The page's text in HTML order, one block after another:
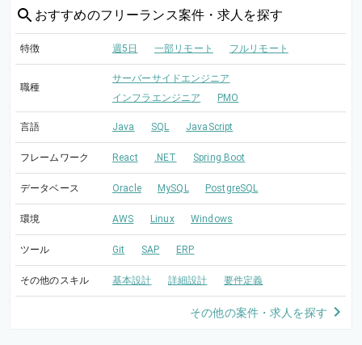
おすすめのフリーランス案件・求人を探す
特徴 週5日 一部リモート フルリモート
職種
サーバーサイドエンジニア
インフラエンジニア
PMO
言語 Java SQL JavaScript
フレームワーク React .NET Spring Boot
データベース Oracle MySQL PostgreSQL
環境 AWS Linux Windows
ツール Git SAP ERP
その他のスキル 基本設計 詳細設計 要件定義
その他の案件・求人を探す